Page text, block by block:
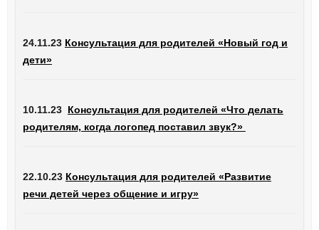
24.11.23 Консультация для родителей «Новый год и
дети»
10.11.23 Консультация для родителей «Что делать
родителям, когда логопед поставил звук?»
22.10.23 Консультация для родителей «Развитие
речи детей через общение и игру»